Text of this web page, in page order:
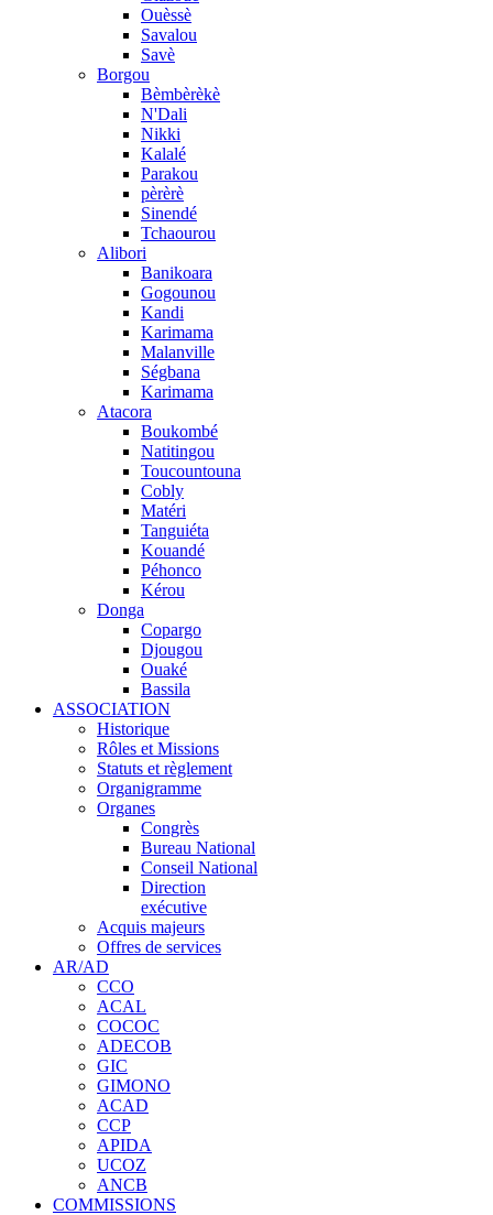
Ouèssè
Savalou
Savè
Borgou
Bèmbèrèkè
N'Dali
Nikki
Kalalé
Parakou
pèrèrè
Sinendé
Tchaourou
Alibori
Banikoara
Gogounou
Kandi
Karimama
Malanville
Ségbana
Karimama
Atacora
Boukombé
Natitingou
Toucountouna
Cobly
Matéri
Tanguiéta
Kouandé
Péhonco
Kérou
Donga
Copargo
Djougou
Ouaké
Bassila
ASSOCIATION
Historique
Rôles et Missions
Statuts et règlement
Organigramme
Organes
Congrès
Bureau National
Conseil National
Direction
exécutive
Acquis majeurs
Offres de services
AR/AD
CCO
ACAL
COCOC
ADECOB
GIC
GIMONO
ACAD
CCP
APIDA
UCOZ
ANCB
COMMISSIONS